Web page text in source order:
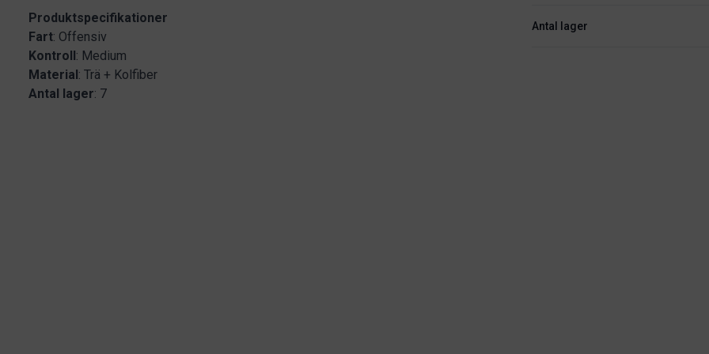
Produktspecifikationer
Fart: Offensiv
Kontroll: Medium
Material: Trä + Kolfiber
Antal lager: 7
Antal lager